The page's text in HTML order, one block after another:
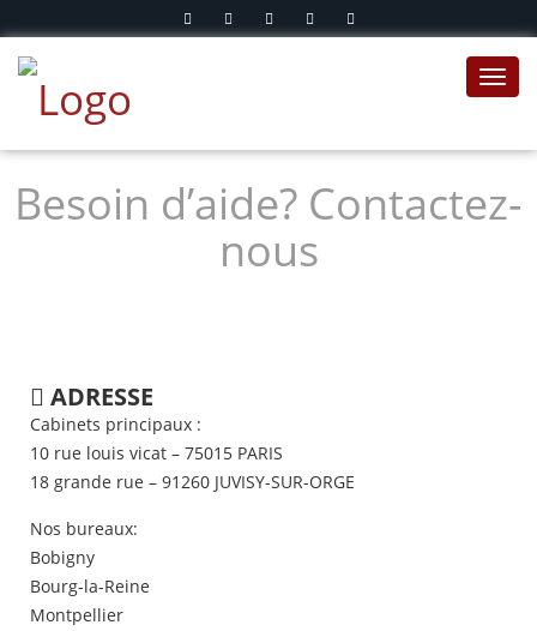
Besoin d’aide? Contactez-
nous
ADRESSE
Cabinets principaux :
10 rue louis vicat – 75015 PARIS
18 grande rue – 91260 JUVISY-SUR-ORGE
Nos bureaux:
Bobigny
Bourg-la-Reine
Montpellier